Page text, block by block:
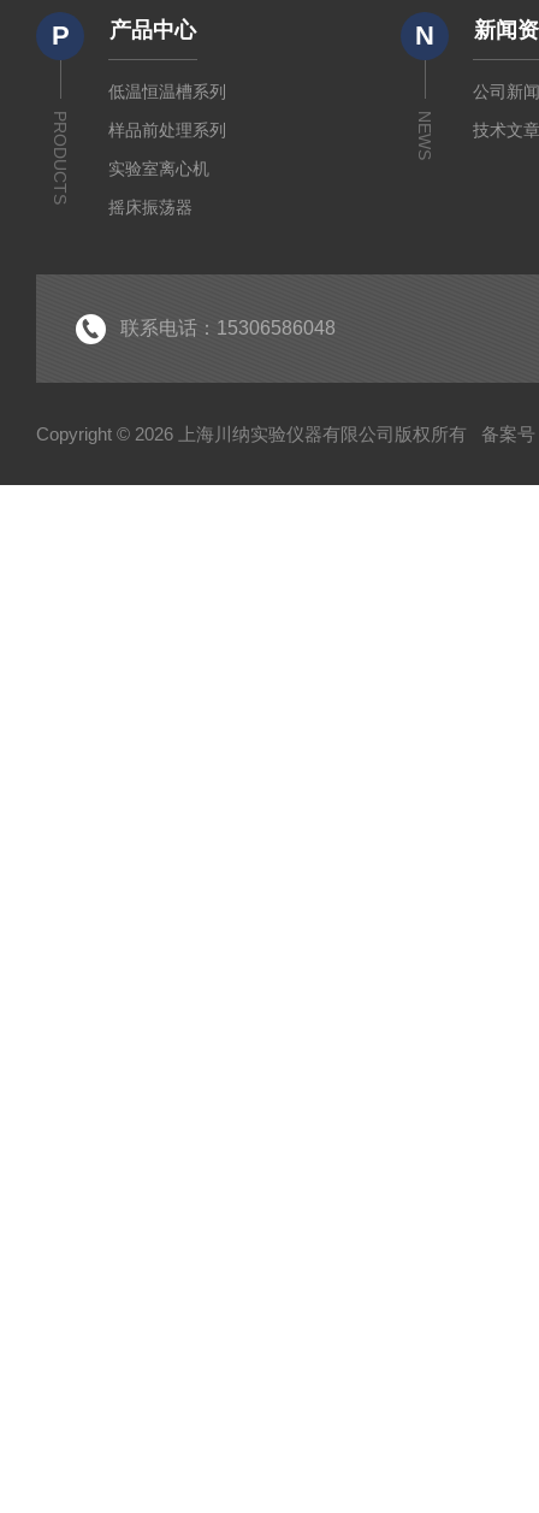
P
PRODUCTS
产品中心
低温恒温槽系列
样品前处理系列
实验室离心机
摇床振荡器
N
NEWS
新闻
公司新
技术文
联系电话：15306586048
Copyright © 2026 上海川纳实验仪器有限公司版权所有 备案号